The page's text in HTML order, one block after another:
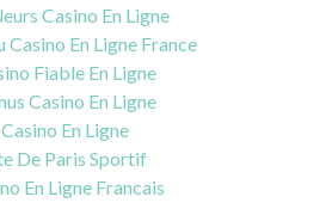
Casino En Ligne
Casino En Ligne France
Fiable En Ligne
Casino En Ligne
Casino En Ligne
De Paris Sportif
En Ligne Francais